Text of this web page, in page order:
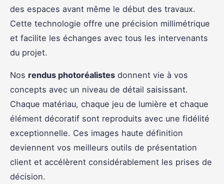
des espaces avant même le début des travaux.
Cette technologie offre une précision millimétrique
et facilite les échanges avec tous les intervenants
du projet.
Nos rendus photoréalistes donnent vie à vos
concepts avec un niveau de détail saisissant.
Chaque matériau, chaque jeu de lumière et chaque
élément décoratif sont reproduits avec une fidélité
exceptionnelle. Ces images haute définition
deviennent vos meilleurs outils de présentation
client et accélèrent considérablement les prises de
décision.